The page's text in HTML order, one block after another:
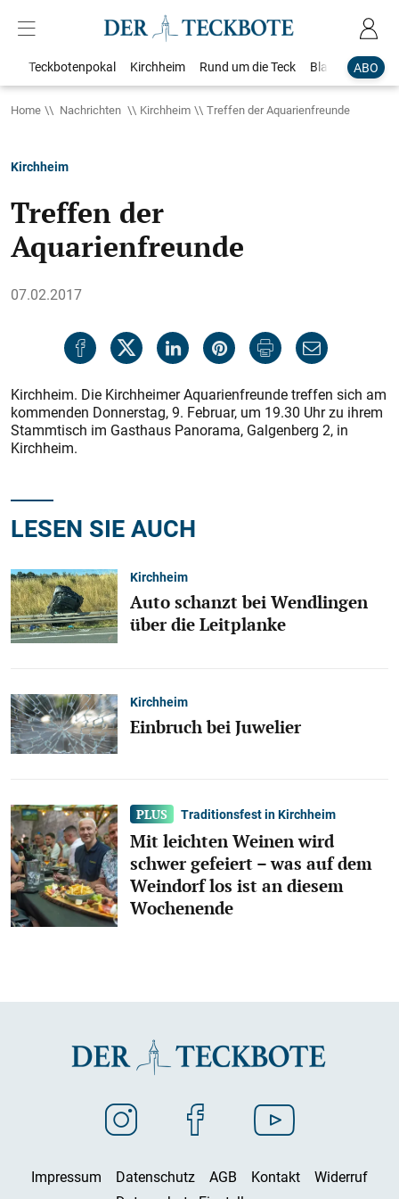
ABO
Teckbotenpokal Kirchheim Rund um die Teck Blaulicht
Home Nachrichten Kirchheim Treffen der Aquarienfreunde
Kirchheim
Treffen der
Aquarienfreunde
07.02.2017
Kirchheim. Die Kirchheimer Aquarienfreunde treffen sich am
kommenden Donnerstag, 9. Februar, um 19.30 Uhr zu ihrem
Stammtisch im Gasthaus Panorama, Galgenberg 2, in
Kirchheim.
LESEN SIE AUCH
Kirchheim
Auto schanzt bei Wendlingen
über die Leitplanke
Kirchheim
Einbruch bei Juwelier
Traditionsfest in Kirchheim
Mit leichten Weinen wird
schwer gefeiert – was auf dem
Weindorf los ist an diesem
Wochenende
Impressum Datenschutz AGB Kontakt
Widerruf